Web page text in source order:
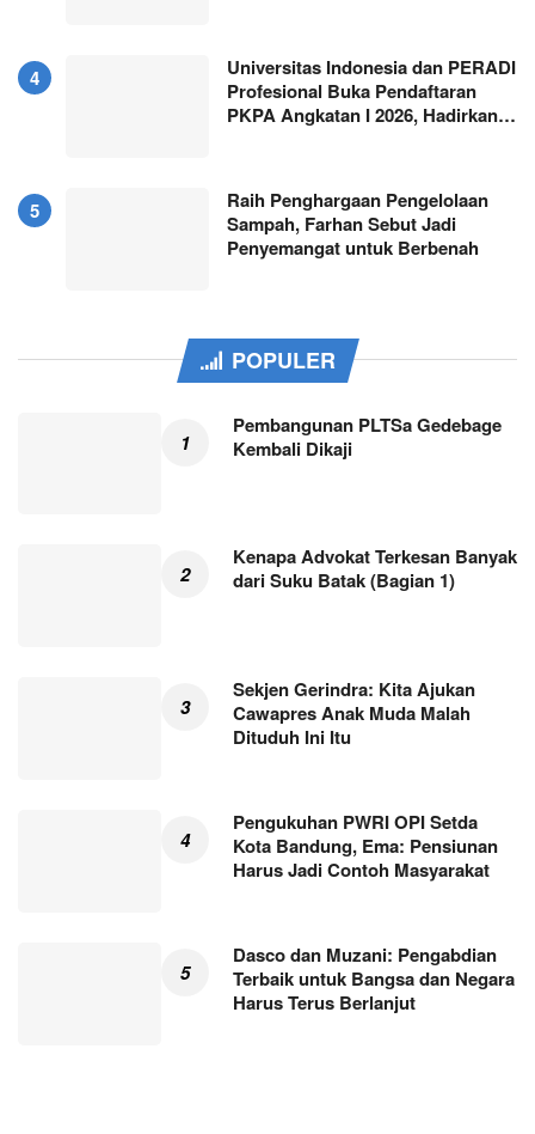
Universitas Indonesia dan PERADI
Profesional Buka Pendaftaran
PKPA Angkatan I 2026, Hadirkan…
Raih Penghargaan Pengelolaan
Sampah, Farhan Sebut Jadi
Penyemangat untuk Berbenah
POPULER
Pembangunan PLTSa Gedebage
Kembali Dikaji
Kenapa Advokat Terkesan Banyak
dari Suku Batak (Bagian 1)
Sekjen Gerindra: Kita Ajukan
Cawapres Anak Muda Malah
Dituduh Ini Itu
Pengukuhan PWRI OPI Setda
Kota Bandung, Ema: Pensiunan
Harus Jadi Contoh Masyarakat
Dasco dan Muzani: Pengabdian
Terbaik untuk Bangsa dan Negara
Harus Terus Berlanjut